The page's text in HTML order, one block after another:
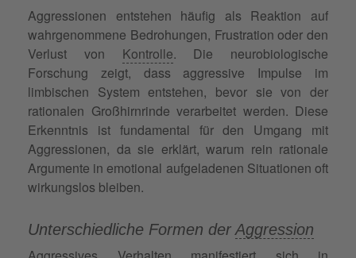
Aggressionen entstehen häufig als Reaktion auf
wahrgenommene Bedrohungen, Frustration oder den
Verlust von Kontrolle. Die neurobiologische
Forschung zeigt, dass aggressive Impulse im
limbischen System entstehen, bevor sie von der
rationalen Großhirnrinde verarbeitet werden. Diese
Erkenntnis ist fundamental für den Umgang mit
Aggressionen, da sie erklärt, warum rein rationale
Argumente in emotional aufgeladenen Situationen oft
wirkungslos bleiben.
Unterschiedliche Formen der Aggression